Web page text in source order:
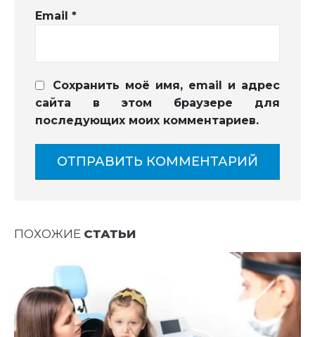
Email *
Сохранить моё имя, email и адрес
сайта в этом браузере для
последующих моих комментариев.
ПОХОЖИЕ СТАТЬИ